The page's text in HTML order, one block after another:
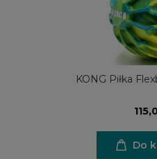
KONG Piłka
Do